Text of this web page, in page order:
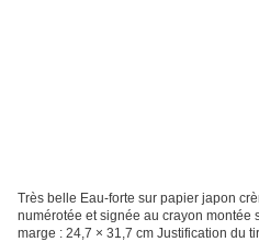
Très belle Eau-forte sur papier japon
numérotée et signée au crayon montée
marge : 24,7 × 31,7 cm Justification du